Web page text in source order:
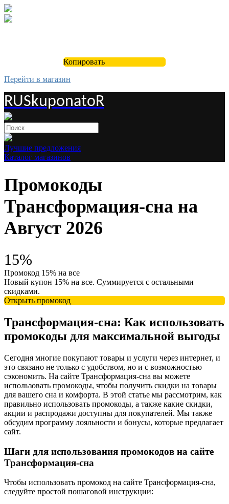
Копировать
Перейти в магазин
RUSkuponatoR
Лучшие предложения
Каталог магазинов
Промокоды
Трансформация-сна на
Август 2026
15%
Промокод 15% на все
Новый купон 15% на все. Суммируется с остальными
скидками.
Открыть промокод
Трансформация-сна: Как использовать
промокоды для максимальной выгоды
Сегодня многие покупают товары и услуги через интернет, и
это связано не только с удобством, но и с возможностью
сэкономить. На сайте Трансформация-сна вы можете
использовать промокоды, чтобы получить скидки на товары
для вашего сна и комфорта. В этой статье мы рассмотрим, как
правильно использовать промокоды, а также какие скидки,
акции и распродажи доступны для покупателей. Мы также
обсудим программу лояльности и бонусы, которые предлагает
сайт.
Шаги для использования промокодов на сайте
Трансформация-сна
Чтобы использовать промокод на сайте Трансформация-сна,
следуйте простой пошаговой инструкции: